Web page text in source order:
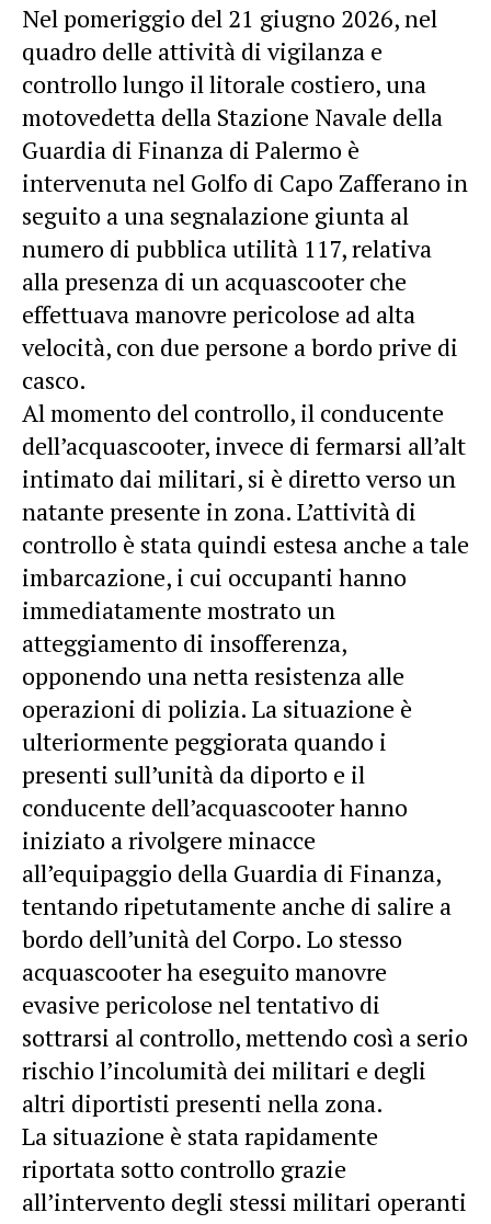
Nel pomeriggio del 21 giugno 2026, nel
quadro delle attività di vigilanza e
controllo lungo il litorale costiero, una
motovedetta della Stazione Navale della
Guardia di Finanza di Palermo è
intervenuta nel Golfo di Capo Zafferano in
seguito a una segnalazione giunta al
numero di pubblica utilità 117, relativa
alla presenza di un acquascooter che
effettuava manovre pericolose ad alta
velocità, con due persone a bordo prive di
casco.
Al momento del controllo, il conducente
dell’acquascooter, invece di fermarsi all’alt
intimato dai militari, si è diretto verso un
natante presente in zona. L’attività di
controllo è stata quindi estesa anche a tale
imbarcazione, i cui occupanti hanno
immediatamente mostrato un
atteggiamento di insofferenza,
opponendo una netta resistenza alle
operazioni di polizia. La situazione è
ulteriormente peggiorata quando i
presenti sull’unità da diporto e il
conducente dell’acquascooter hanno
iniziato a rivolgere minacce
all’equipaggio della Guardia di Finanza,
tentando ripetutamente anche di salire a
bordo dell’unità del Corpo. Lo stesso
acquascooter ha eseguito manovre
evasive pericolose nel tentativo di
sottrarsi al controllo, mettendo così a serio
rischio l’incolumità dei militari e degli
altri diportisti presenti nella zona.
La situazione è stata rapidamente
riportata sotto controllo grazie
all’intervento degli stessi militari operanti